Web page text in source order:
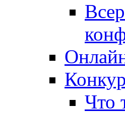
Что